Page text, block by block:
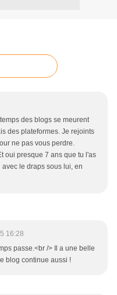
des blogs se meurent
des plateformes. Je rejoints
ne pas vous perdre.
oui presque 7 ans que tu l'as
le draps sous lui, en
16:28
passe.<br /> Il a une belle
blog continue aussi !